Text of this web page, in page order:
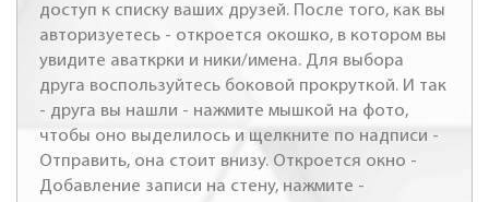
доступ к списку ваших друзей. После того, как вы
авторизуетесь - откроется окошко, в котором вы
увидите аваткрки и ники/имена. Для выбора
друга воспользуйтесь боковой прокруткой. И так
- друга вы нашли - нажмите мышкой на фото,
чтобы оно выделилось и щелкните по надписи -
Отправить, она стоит внизу. Откроется окно -
Добавление записи на стену, нажмите -